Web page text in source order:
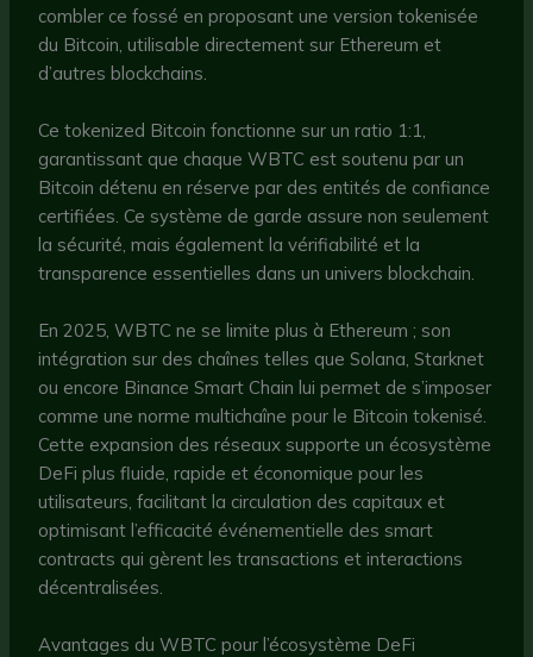
combler ce fossé en proposant une version tokenisée
du Bitcoin, utilisable directement sur Ethereum et
d’autres blockchains.
Ce tokenized Bitcoin fonctionne sur un ratio 1:1,
garantissant que chaque WBTC est soutenu par un
Bitcoin détenu en réserve par des entités de confiance
certifiées. Ce système de garde assure non seulement
la sécurité, mais également la vérifiabilité et la
transparence essentielles dans un univers blockchain.
En 2025, WBTC ne se limite plus à Ethereum ; son
intégration sur des chaînes telles que Solana, Starknet
ou encore Binance Smart Chain lui permet de s’imposer
comme une norme multichaîne pour le Bitcoin tokenisé.
Cette expansion des réseaux supporte un écosystème
DeFi plus fluide, rapide et économique pour les
utilisateurs, facilitant la circulation des capitaux et
optimisant l’efficacité événementielle des smart
contracts qui gèrent les transactions et interactions
décentralisées.
Avantages du WBTC pour l’écosystème DeFi